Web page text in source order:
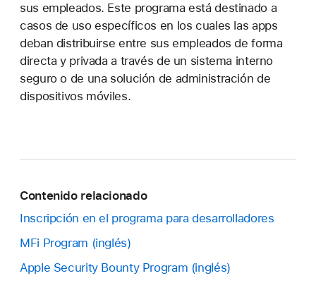
sus empleados. Este programa está destinado a
casos de uso específicos en los cuales las apps
deban distribuirse entre sus empleados de forma
directa y privada a través de un sistema interno
seguro o de una solución de administración de
dispositivos móviles.
Contenido relacionado
Inscripción en el programa para desarrolladores
MFi Program
Apple Security Bounty Program